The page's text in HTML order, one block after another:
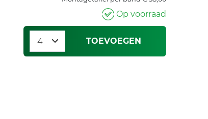
Op voorraad
TOEVOEGEN